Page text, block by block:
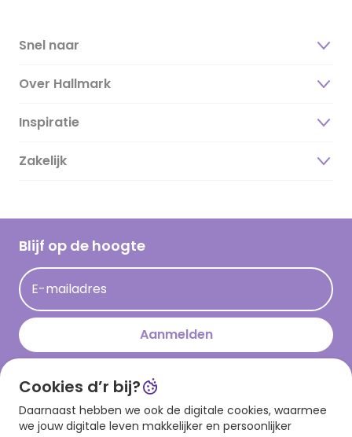
Snel naar
Over Hallmark
Over ons
Duurzaamheid
Hallmark Kaartclub
Acties
Persberichten
Hallmark en Kinderpostzegels
Inspiratie
Magazine
Cadeau inspiratie
Kaartinspiratie
Zakelijk
Blijf op de hoogte
E-mailadres
Aanmelden
Download onze app
Cookies d’r bij?
Daarnaast hebben we ook de digitale cookies, waarmee
we jouw digitale leven makkelijker en persoonlijker